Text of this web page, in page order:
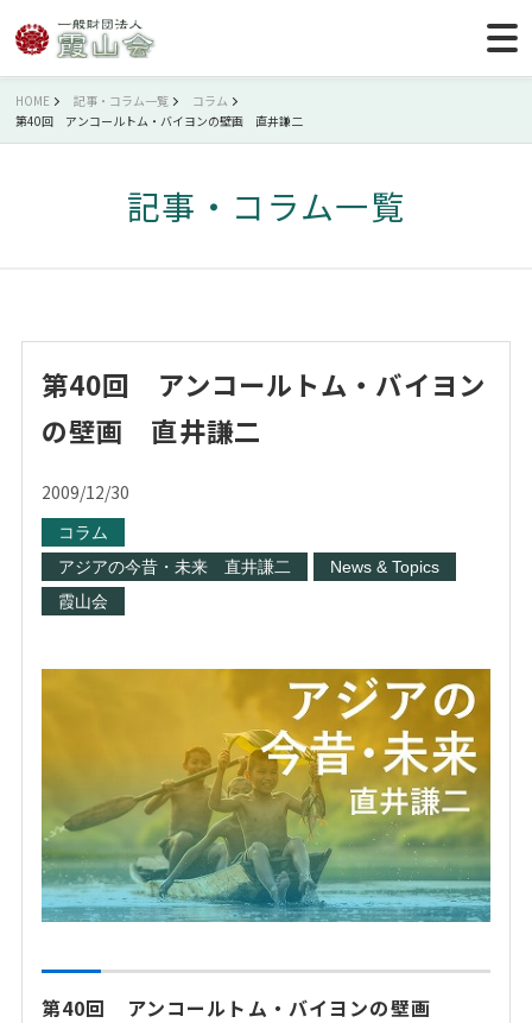
HOME 記事・コラム一覧
コラム
第40回 アンコールトム・バイヨンの壁画 直井謙二
記事・コラム一覧
第40回 アンコールトム・バイヨン
の壁画 直井謙二
2009/12/30
コラム
アジアの今昔・未来 直井謙二
News & Topics
霞山会
第40回 アンコールトム・バイヨンの壁画